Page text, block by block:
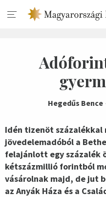
Hegedűs Bence
Idén tizenöt százalékkal
jövedelemadóból a
felajánlott egy százalék
kétszázmillió forintból
vásárolnak majd, de jut
az Anyák Háza és a